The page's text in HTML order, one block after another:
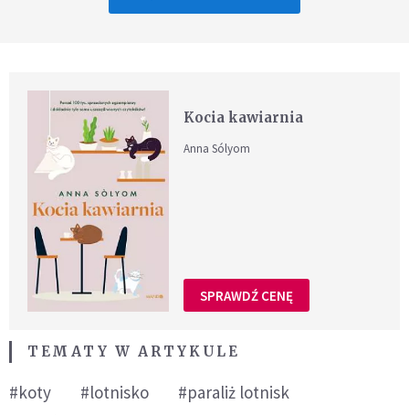
Kocia kawiarnia
Anna Sólyom
SPRAWDŹ CENĘ
TEMATY W ARTYKULE
#koty #lotnisko
#paraliż lotnisk